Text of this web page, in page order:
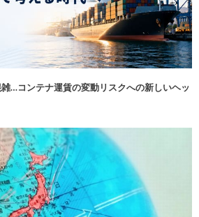
…コンテナ運賃の変動リスクへの新しいヘッ